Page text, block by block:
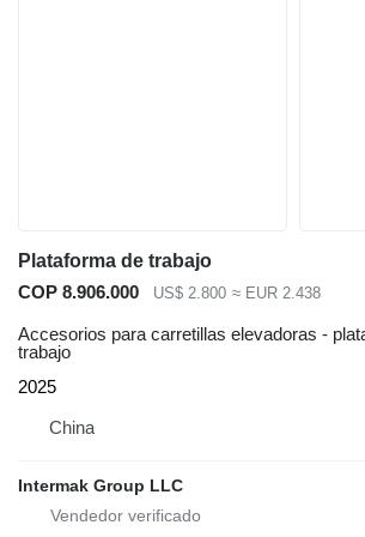
Plataforma de trabajo
COP 8.906.000
US$ 2.800 ≈ EUR 2.438
Accesorios para carretillas elevadoras -
trabajo
2025
China
Intermak Group LLC